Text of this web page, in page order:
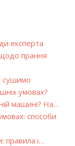
експерта
прання
сушимо
умовах?
машині? На…
способи
правила і…